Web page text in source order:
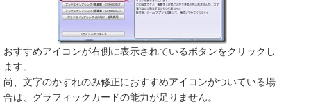
おすすめアイコンが右側に表示されているボタンをクリックし
ます。
尚、文字のかすれのみ修正におすすめアイコンがついている場
合は、グラフィックカードの能力が足りません。